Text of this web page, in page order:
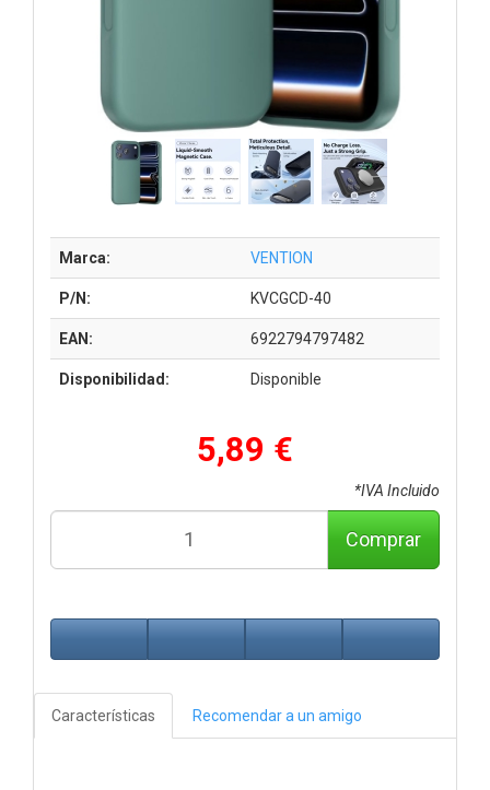
Marca: VENTION
P/N: KVCGCD-40
EAN: 6922794797482
Disponibilidad: Disponible
5,89 €
*IVA Incluido
Comprar
Características Recomendar a un amigo